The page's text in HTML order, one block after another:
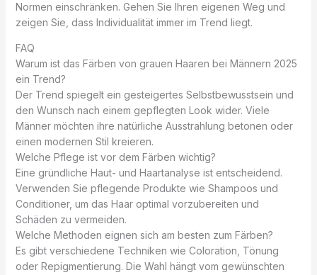
Normen einschränken. Gehen Sie Ihren eigenen Weg und
zeigen Sie, dass Individualität immer im Trend liegt.
FAQ
Warum ist das Färben von grauen Haaren bei Männern 2025
ein Trend?
Der Trend spiegelt ein gesteigertes Selbstbewusstsein und
den Wunsch nach einem gepflegten Look wider. Viele
Männer möchten ihre natürliche Ausstrahlung betonen oder
einen modernen Stil kreieren.
Welche Pflege ist vor dem Färben wichtig?
Eine gründliche Haut- und Haartanalyse ist entscheidend.
Verwenden Sie pflegende Produkte wie Shampoos und
Conditioner, um das Haar optimal vorzubereiten und
Schäden zu vermeiden.
Welche Methoden eignen sich am besten zum Färben?
Es gibt verschiedene Techniken wie Coloration, Tönung
oder Repigmentierung. Die Wahl hängt vom gewünschten